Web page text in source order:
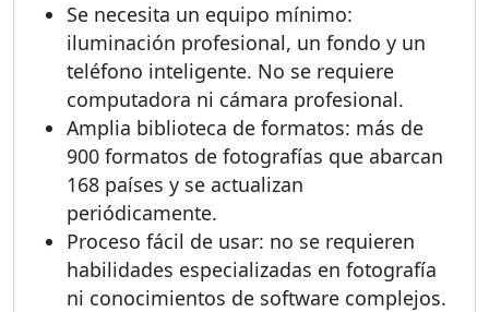
Se necesita un equipo mínimo:
iluminación profesional, un fondo y un
teléfono inteligente. No se requiere
computadora ni cámara profesional.
Amplia biblioteca de formatos: más de
900 formatos de fotografías que abarcan
168 países y se actualizan
periódicamente.
Proceso fácil de usar: no se requieren
habilidades especializadas en fotografía
ni conocimientos de software complejos.